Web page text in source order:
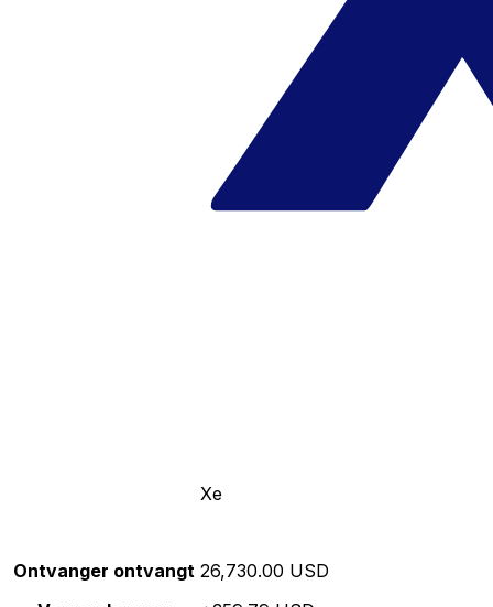
Xe
Ontvanger ontvangt 26,730.00 USD